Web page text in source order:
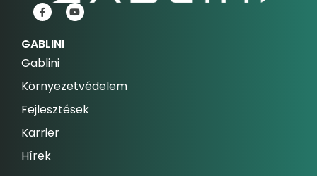
GABLINI
Gablini
Környezetvédelem
Fejlesztések
Karrier
Hírek